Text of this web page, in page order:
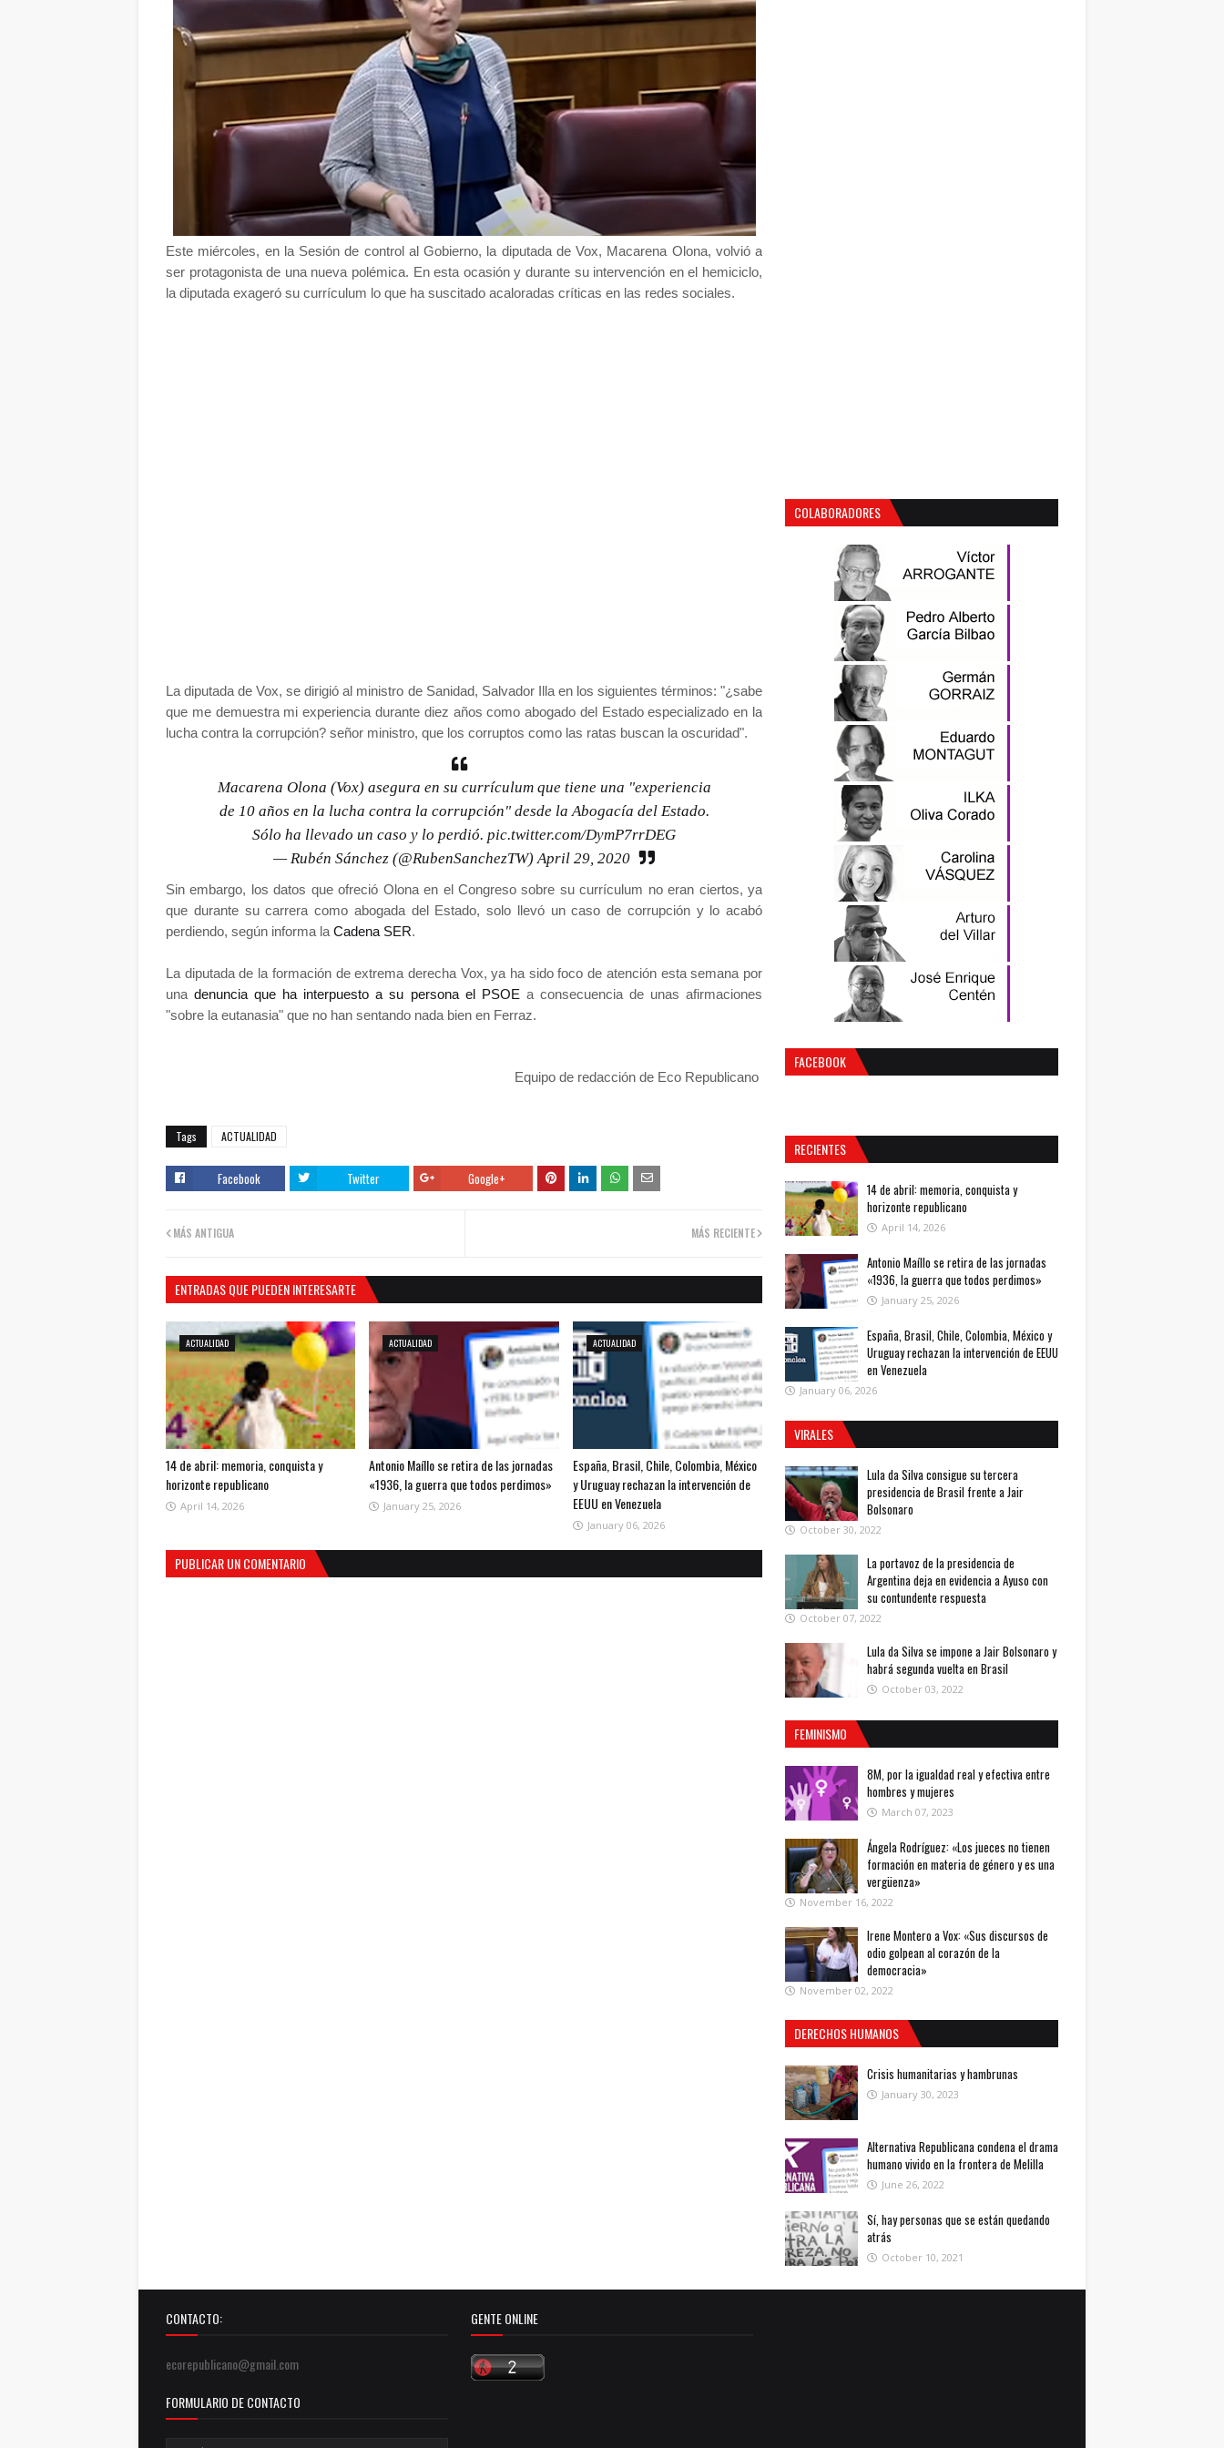
Este miércoles, en la Sesión de control al Gobierno, la diputada de Vox, Macarena Olona, volvió a
ser protagonista de una nueva polémica. En esta ocasión y durante su intervención en el hemiciclo,
la diputada exageró su currículum lo que ha suscitado acaloradas críticas en las redes sociales.
La diputada de Vox, se dirigió al ministro de Sanidad, Salvador Illa en los siguientes términos: "¿sabe
que me demuestra mi experiencia durante diez años como abogado del Estado especializado en la
lucha contra la corrupción? señor ministro, que los corruptos como las ratas buscan la oscuridad".
Macarena Olona (Vox) asegura en su currículum que tiene una "experiencia
de 10 años en la lucha contra la corrupción" desde la Abogacía del Estado.
Sólo ha llevado un caso y lo perdió. pic.twitter.com/DymP7rrDEG
— Rubén Sánchez (@RubenSanchezTW) April 29, 2020
Sin embargo, los datos que ofreció Olona en el Congreso sobre su currículum no eran ciertos, ya
que durante su carrera como abogada del Estado, solo llevó un caso de corrupción y lo acabó
perdiendo, según informa la Cadena SER.
La diputada de la formación de extrema derecha Vox, ya ha sido foco de atención esta semana por
unadenuncia que ha interpuesto a su persona el PSOE a consecuencia de unas afirmaciones
"sobre la eutanasia" que no han sentando nada bien en Ferraz.
Equipo de redacción de Eco Republicano
Tags ACTUALIDAD
Facebook Twitter Google+
MÁS RECIENTE
MÁS ANTIGUA
ENTRADAS QUE PUEDEN INTERESARTE
ACTUALIDAD
14 de abril: memoria, conquista y
horizonte republicano
April 14, 2026
ACTUALIDAD
Antonio Maíllo se retira de las jornadas
«1936, la guerra que todos perdimos»
January 25, 2026
ACTUALIDAD
España, Brasil, Chile, Colombia, México
y Uruguay rechazan la intervención de
EEUU en Venezuela
January 06, 2026
PUBLICAR UN COMENTARIO
COLABORADORES
FACEBOOK
RECIENTES
14 de abril: memoria, conquista y
horizonte republicano
April 14, 2026
Antonio Maíllo se retira de las jornadas
«1936, la guerra que todos perdimos»
January 25, 2026
España, Brasil, Chile, Colombia, México y
Uruguay rechazan la intervención de EEUU
en Venezuela
January 06, 2026
VIRALES
Lula da Silva consigue su tercera
presidencia de Brasil frente a Jair
Bolsonaro
October 30, 2022
La portavoz de la presidencia de
Argentina deja en evidencia a Ayuso con
su contundente respuesta
October 07, 2022
Lula da Silva se impone a Jair Bolsonaro y
habrá segunda vuelta en Brasil
October 03, 2022
FEMINISMO
8M, por la igualdad real y efectiva entre
hombres y mujeres
March 07, 2023
Ángela Rodríguez: «Los jueces no tienen
formación en materia de género y es una
vergüenza»
November 16, 2022
Irene Montero a Vox: «Sus discursos de
odio golpean al corazón de la
democracia»
November 02, 2022
DERECHOS HUMANOS
Crisis humanitarias y hambrunas
January 30, 2023
Alternativa Republicana condena el drama
humano vivido en la frontera de Melilla
June 26, 2022
Sí, hay personas que se están quedando
atrás
October 10, 2021
CONTACTO:
ecorepublicano@gmail.com
FORMULARIO DE CONTACTO
GENTE ONLINE